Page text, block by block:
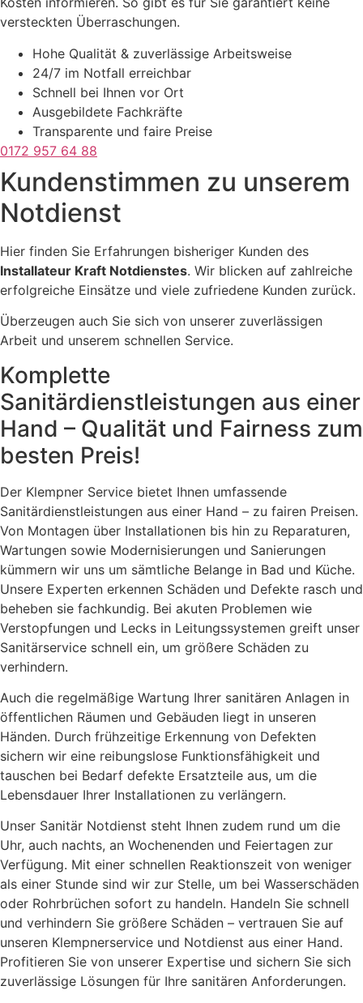
versteckten Überraschungen.
Hohe Qualität & zuverlässige Arbeitsweise
24/7 im Notfall erreichbar
Schnell bei Ihnen vor Ort
Ausgebildete Fachkräfte
Transparente und faire Preise
0172 957 64 88
Kundenstimmen zu unserem
Notdienst
Hier finden Sie Erfahrungen bisheriger Kunden des
Installateur Kraft Notdienstes. Wir blicken auf zahlreiche
erfolgreiche Einsätze und viele zufriedene Kunden zurück.
Überzeugen auch Sie sich von unserer zuverlässigen
Arbeit und unserem schnellen Service.
Komplette
Sanitärdienstleistungen aus einer
Hand – Qualität und Fairness zum
besten Preis!
Der Klempner Service bietet Ihnen umfassende
Sanitärdienstleistungen aus einer Hand – zu fairen Preisen.
Von Montagen über Installationen bis hin zu Reparaturen,
Wartungen sowie Modernisierungen und Sanierungen
kümmern wir uns um sämtliche Belange in Bad und Küche.
Unsere Experten erkennen Schäden und Defekte rasch und
beheben sie fachkundig. Bei akuten Problemen wie
Verstopfungen und Lecks in Leitungssystemen greift unser
Sanitärservice schnell ein, um größere Schäden zu
verhindern.
Auch die regelmäßige Wartung Ihrer sanitären Anlagen in
öffentlichen Räumen und Gebäuden liegt in unseren
Händen. Durch frühzeitige Erkennung von Defekten
sichern wir eine reibungslose Funktionsfähigkeit und
tauschen bei Bedarf defekte Ersatzteile aus, um die
Lebensdauer Ihrer Installationen zu verlängern.
Unser Sanitär Notdienst steht Ihnen zudem rund um die
Uhr, auch nachts, an Wochenenden und Feiertagen zur
Verfügung. Mit einer schnellen Reaktionszeit von weniger
als einer Stunde sind wir zur Stelle, um bei Wasserschäden
oder Rohrbrüchen sofort zu handeln. Handeln Sie schnell
und verhindern Sie größere Schäden – vertrauen Sie auf
unseren Klempnerservice und Notdienst aus einer Hand.
Profitieren Sie von unserer Expertise und sichern Sie sich
zuverlässige Lösungen für Ihre sanitären Anforderungen.